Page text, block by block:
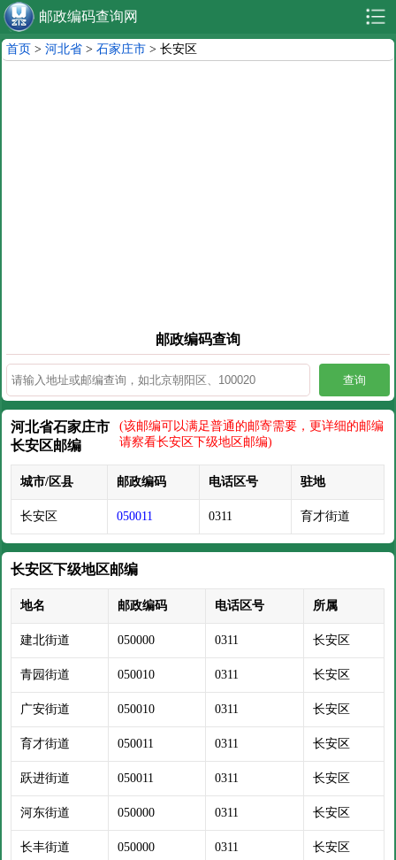
邮政编码查询网
首页 >河北省 >石家庄市 > 长安区
邮政编码查询
查询
河北省石家庄市
长安区邮编
(该邮编可以满足普通的邮寄需要，更详细的邮编
请察看长安区下级地区邮编)
城市/区县 邮政编码 电话区号 驻地
长安区 050011 0311 育才街道
长安区下级地区邮编
地名 邮政编码 电话区号 所属
建北街道 050000 0311 长安区
青园街道 050010 0311 长安区
广安街道 050010 0311 长安区
育才街道 050011 0311 长安区
跃进街道 050011 0311 长安区
河东街道 050000 0311 长安区
长丰街道 050000 0311 长安区